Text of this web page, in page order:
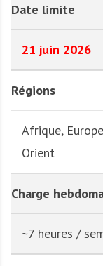
Date limite
21 juin 2026
Régions
Afrique,
Orient
Charge
~7 heures /